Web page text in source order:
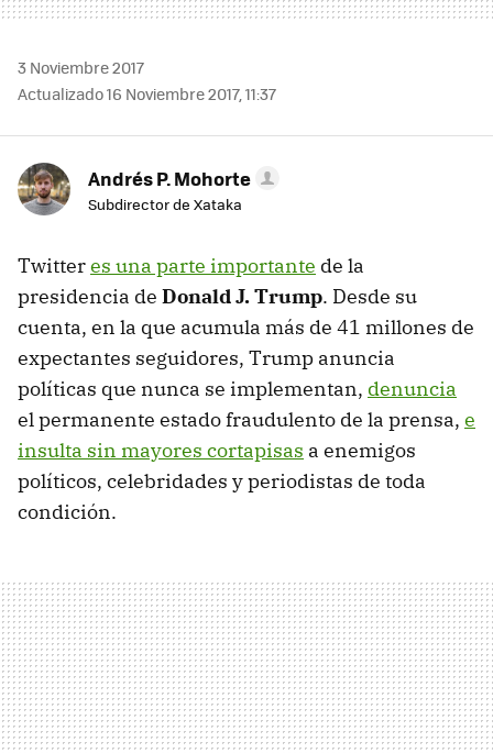
3 Noviembre 2017
Actualizado 16 Noviembre 2017, 11:37
Andrés P. Mohorte
Subdirector de Xataka
Twitteres una parte importante de la
presidencia de Donald J. Trump. Desde su
cuenta, en la que acumula más de 41 millones de
expectantes seguidores, Trump anuncia
políticas que nunca se implementan, denuncia
el permanente estado fraudulento de la prensa, e
insulta sin mayores cortapisas a enemigos
políticos, celebridades y periodistas de toda
condición.